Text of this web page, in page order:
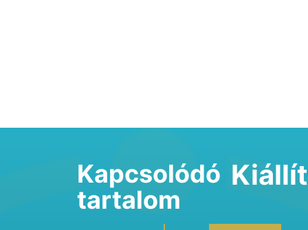
Kapcsolódó
tartalom